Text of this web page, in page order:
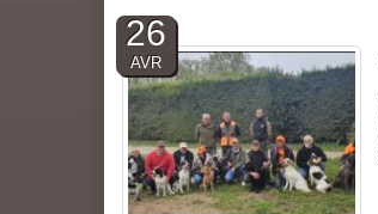
26
AVR